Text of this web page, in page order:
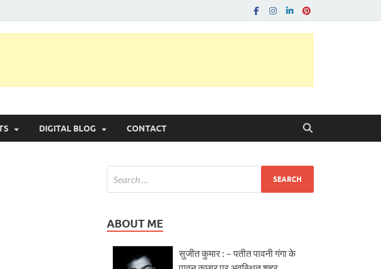
DIGITAL BLOG CONTACT
ABOUT ME
सुजीत कुमार : – पतीत पावनी गंगा के